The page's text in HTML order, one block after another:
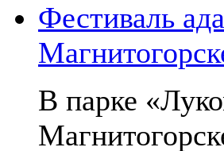
Фестиваль
В парке